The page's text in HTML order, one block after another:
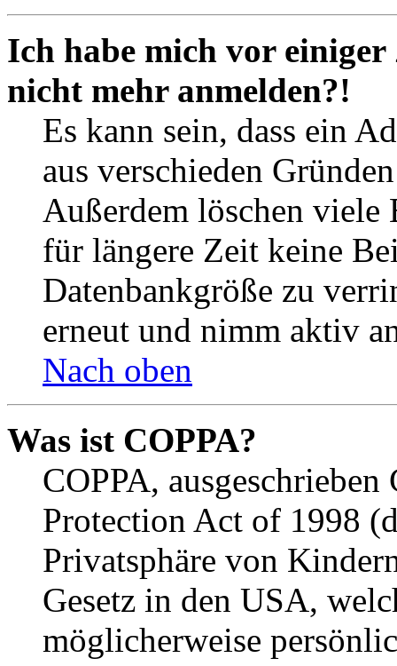
Ich habe mich vor
nicht mehr anmelden?!
Es kann sein, dass ein
aus verschieden
Außerdem löschen viele
für längere Zeit keine
Datenbankgröße zu
erneut und nimm aktiv
Nach oben
Was ist COPPA?
COPPA,
Protection Act of 1998
Privatsphäre von
Gesetz in den USA,
möglicherweise